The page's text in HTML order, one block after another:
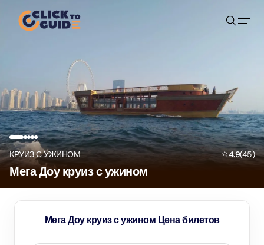
Skip to content
КРУИЗ С УЖИНОМ ⭐4.9(45)
Мега Доу круиз с ужином
Мега Доу круиз с ужином Цена билетов